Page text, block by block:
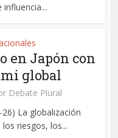
en Japón con
global
Debate Plural
La globalización
riesgos, los...